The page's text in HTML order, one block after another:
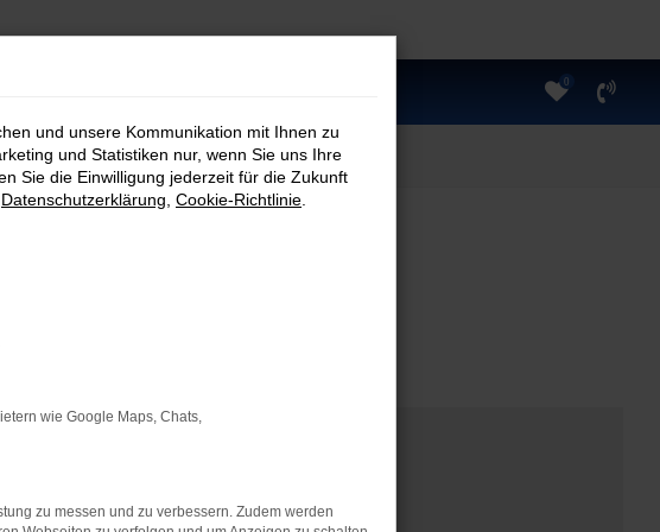
0
und unsere Kommunikation mit Ihnen zu
und Statistiken nur, wenn Sie uns Ihre
Sie die Einwilligung jederzeit für die Zukunft
Datenschutzerklärung Cookie-Richtlinie
wie Google Maps, Chats,
zu messen und zu verbessern. Zudem werden